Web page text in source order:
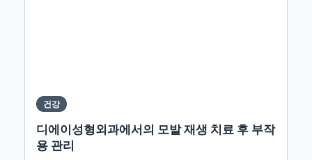
건강
디에이성형외과에서의 모발 재생 치료 후 부작
용 관리